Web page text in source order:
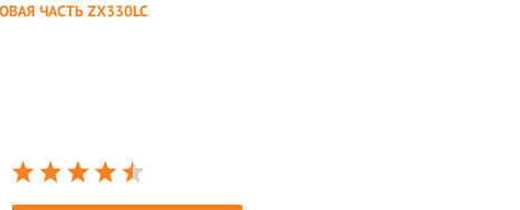
ЧАСТЬ ZX330LC